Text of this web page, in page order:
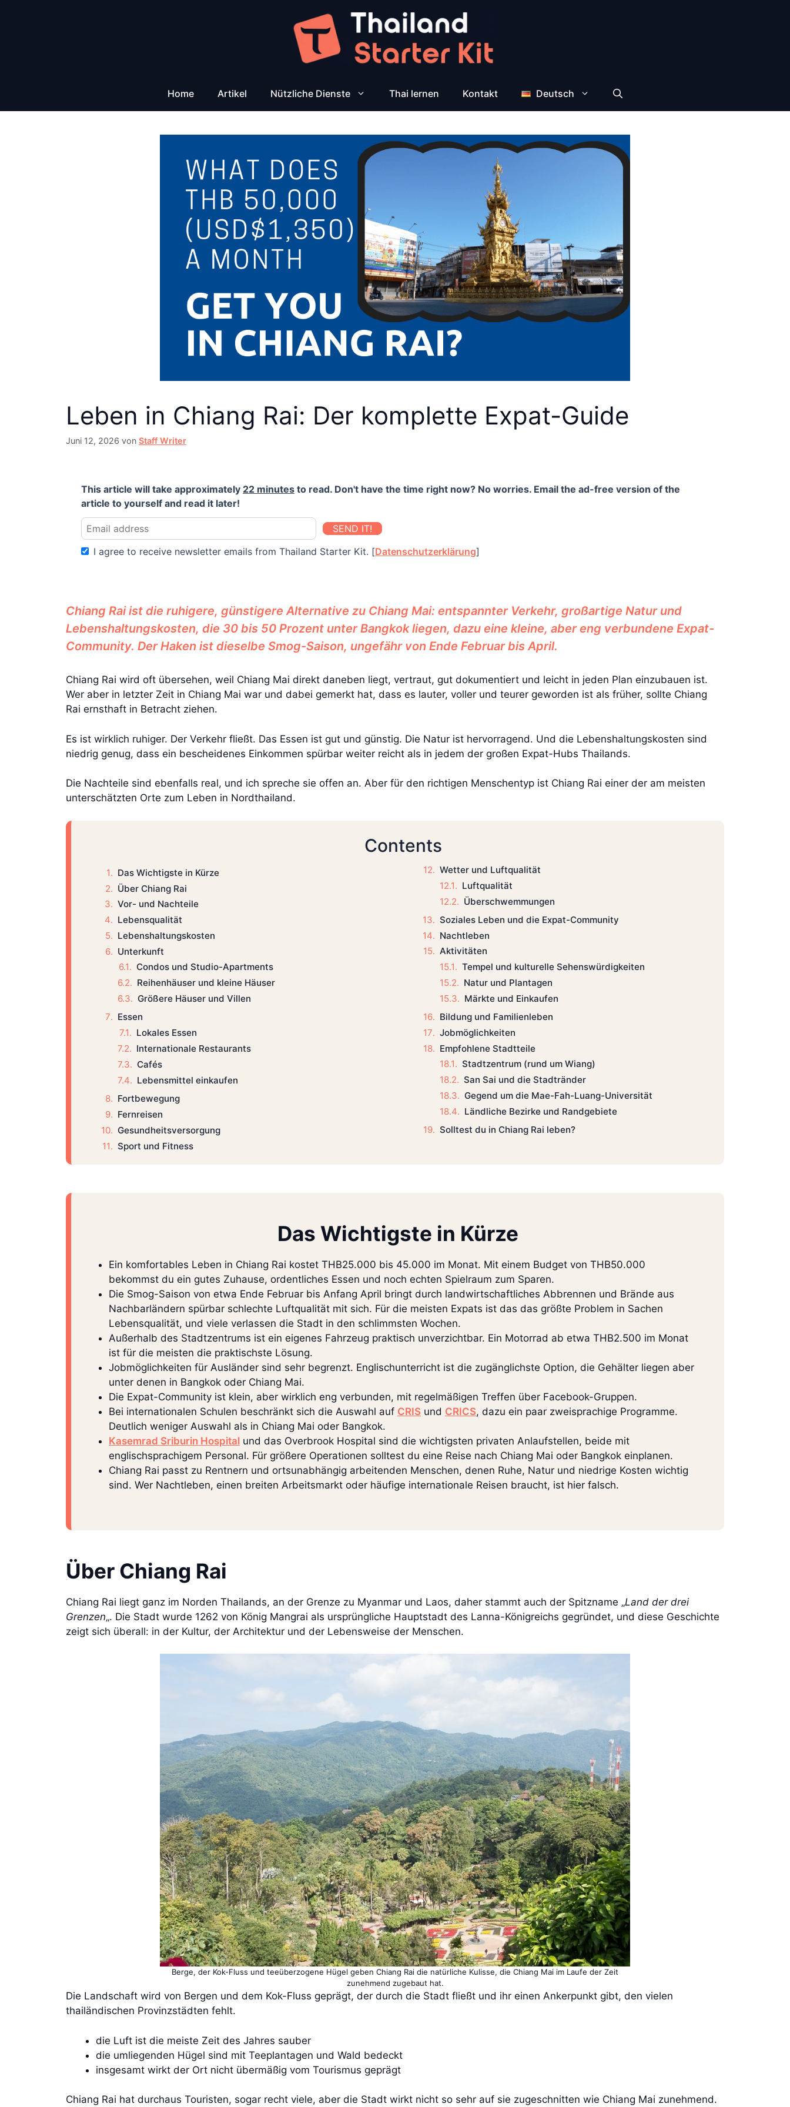
Home Artikel Nützliche Dienste Thai lernen Kontakt Deutsch
Leben in Chiang Rai: Der komplette Expat-Guide
Juni 12, 2026 von Staff Writer
This article will take approximately 22 minutes to read. Don't have the time right now? No worries. Email the ad-free version of the
article to yourself and read it later!
SEND IT!
I agree to receive newsletter emails from Thailand Starter Kit. [Datenschutzerklärung]
Chiang Rai ist die ruhigere, günstigere Alternative zu Chiang Mai: entspannter Verkehr, großartige Natur und
Lebenshaltungskosten, die 30 bis 50 Prozent unter Bangkok liegen, dazu eine kleine, aber eng verbundene Expat-
Community. Der Haken ist dieselbe Smog-Saison, ungefähr von Ende Februar bis April.
Chiang Rai wird oft übersehen, weil Chiang Mai direkt daneben liegt, vertraut, gut dokumentiert und leicht in jeden Plan einzubauen ist.
Wer aber in letzter Zeit in Chiang Mai war und dabei gemerkt hat, dass es lauter, voller und teurer geworden ist als früher, sollte Chiang
Rai ernsthaft in Betracht ziehen.
Es ist wirklich ruhiger. Der Verkehr fließt. Das Essen ist gut und günstig. Die Natur ist hervorragend. Und die Lebenshaltungskosten sind
niedrig genug, dass ein bescheidenes Einkommen spürbar weiter reicht als in jedem der großen Expat-Hubs Thailands.
Die Nachteile sind ebenfalls real, und ich spreche sie offen an. Aber für den richtigen Menschentyp ist Chiang Rai einer der am meisten
unterschätzten Orte zum Leben in Nordthailand.
Contents
Das Wichtigste in Kürze
Über Chiang Rai
Vor- und Nachteile
Lebensqualität
Lebenshaltungskosten
Unterkunft
Condos und Studio-Apartments
Reihenhäuser und kleine Häuser
Größere Häuser und Villen
Essen
Lokales Essen
Internationale Restaurants
Cafés
Lebensmittel einkaufen
Fortbewegung
Fernreisen
Gesundheitsversorgung
Sport und Fitness
Wetter und Luftqualität
Luftqualität
Überschwemmungen
Soziales Leben und die Expat-Community
Nachtleben
Aktivitäten
Tempel und kulturelle Sehenswürdigkeiten
Natur und Plantagen
Märkte und Einkaufen
Bildung und Familienleben
Jobmöglichkeiten
Empfohlene Stadtteile
Stadtzentrum (rund um Wiang)
San Sai und die Stadtränder
Gegend um die Mae-Fah-Luang-Universität
Ländliche Bezirke und Randgebiete
Solltest du in Chiang Rai leben?
Das Wichtigste in Kürze
Ein komfortables Leben in Chiang Rai kostet THB25.000 bis 45.000 im Monat. Mit einem Budget von THB50.000
bekommst du ein gutes Zuhause, ordentliches Essen und noch echten Spielraum zum Sparen.
Die Smog-Saison von etwa Ende Februar bis Anfang April bringt durch landwirtschaftliches Abbrennen und Brände aus
Nachbarländern spürbar schlechte Luftqualität mit sich. Für die meisten Expats ist das das größte Problem in Sachen
Lebensqualität, und viele verlassen die Stadt in den schlimmsten Wochen.
Außerhalb des Stadtzentrums ist ein eigenes Fahrzeug praktisch unverzichtbar. Ein Motorrad ab etwa THB2.500 im Monat
ist für die meisten die praktischste Lösung.
Jobmöglichkeiten für Ausländer sind sehr begrenzt. Englischunterricht ist die zugänglichste Option, die Gehälter liegen aber
unter denen in Bangkok oder Chiang Mai.
Die Expat-Community ist klein, aber wirklich eng verbunden, mit regelmäßigen Treffen über Facebook-Gruppen.
Bei internationalen Schulen beschränkt sich die Auswahl auf CRIS und CRICS, dazu ein paar zweisprachige Programme.
Deutlich weniger Auswahl als in Chiang Mai oder Bangkok.
Kasemrad Sriburin Hospital und das Overbrook Hospital sind die wichtigsten privaten Anlaufstellen, beide mit
englischsprachigem Personal. Für größere Operationen solltest du eine Reise nach Chiang Mai oder Bangkok einplanen.
Chiang Rai passt zu Rentnern und ortsunabhängig arbeitenden Menschen, denen Ruhe, Natur und niedrige Kosten wichtig
sind. Wer Nachtleben, einen breiten Arbeitsmarkt oder häufige internationale Reisen braucht, ist hier falsch.
Über Chiang Rai
Chiang Rai liegt ganz im Norden Thailands, an der Grenze zu Myanmar und Laos, daher stammt auch der Spitzname „Land der drei
Grenzen„. Die Stadt wurde 1262 von König Mangrai als ursprüngliche Hauptstadt des Lanna-Königreichs gegründet, und diese Geschichte
zeigt sich überall: in der Kultur, der Architektur und der Lebensweise der Menschen.
Berge, der Kok-Fluss und teeüberzogene Hügel geben Chiang Rai die natürliche Kulisse, die Chiang Mai im Laufe der Zeit
zunehmend zugebaut hat.
Die Landschaft wird von Bergen und dem Kok-Fluss geprägt, der durch die Stadt fließt und ihr einen Ankerpunkt gibt, den vielen
thailändischen Provinzstädten fehlt.
die Luft ist die meiste Zeit des Jahres sauber
die umliegenden Hügel sind mit Teeplantagen und Wald bedeckt
insgesamt wirkt der Ort nicht übermäßig vom Tourismus geprägt
Chiang Rai hat durchaus Touristen, sogar recht viele, aber die Stadt wirkt nicht so sehr auf sie zugeschnitten wie Chiang Mai zunehmend.